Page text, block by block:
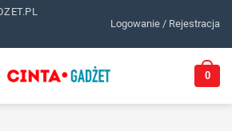
Logowanie / Rejestracja
0